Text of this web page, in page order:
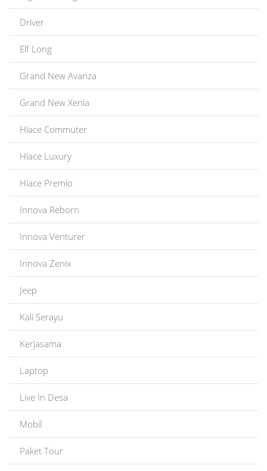
Driver
Elf Long
Grand New Avanza
Grand New Xenia
Hiace Commuter
Hiace Luxury
Hiace Premio
Innova Reborn
Innova Venturer
Innova Zenix
Jeep
Kali Serayu
Kerjasama
Laptop
Live In Desa
Mobil
Paket Tour